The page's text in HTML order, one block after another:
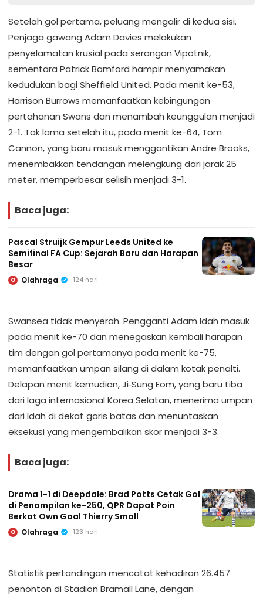
Setelah gol pertama, peluang mengalir di kedua sisi.
Penjaga gawang Adam Davies melakukan
penyelamatan krusial pada serangan Vipotnik,
sementara Patrick Bamford hampir menyamakan
kedudukan bagi Sheffield United. Pada menit ke-53,
Harrison Burrows memanfaatkan kebingungan
pertahanan Swans dan menambah keunggulan menjadi
2-1. Tak lama setelah itu, pada menit ke-64, Tom
Cannon, yang baru masuk menggantikan Andre Brooks,
menembakkan tendangan melengkung dari jarak 25
meter, memperbesar selisih menjadi 3-1.
Baca juga:
Pascal Struijk Gempur Leeds United ke
Semifinal FA Cup: Sejarah Baru dan Harapan
Besar
O Olahraga 124 hari
Swansea tidak menyerah. Pengganti Adam Idah masuk
pada menit ke-70 dan menegaskan kembali harapan
tim dengan gol pertamanya pada menit ke-75,
memanfaatkan umpan silang di dalam kotak penalti.
Delapan menit kemudian, Ji‑Sung Eom, yang baru tiba
dari laga internasional Korea Selatan, menerima umpan
dari Idah di dekat garis batas dan menuntaskan
eksekusi yang mengembalikan skor menjadi 3-3.
Baca juga:
Drama 1-1 di Deepdale: Brad Potts Cetak Gol
di Penampilan ke-250, QPR Dapat Poin
Berkat Own Goal Thierry Small
O Olahraga 123 hari
Statistik pertandingan mencatat kehadiran 26.457
penonton di Stadion Bramall Lane, dengan